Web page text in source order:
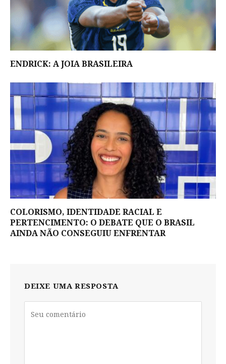
ENDRICK: A JOIA BRASILEIRA
COLORISMO, IDENTIDADE RACIAL E
PERTENCIMENTO: O DEBATE QUE O BRASIL
AINDA NÃO CONSEGUIU ENFRENTAR
DEIXE UMA RESPOSTA